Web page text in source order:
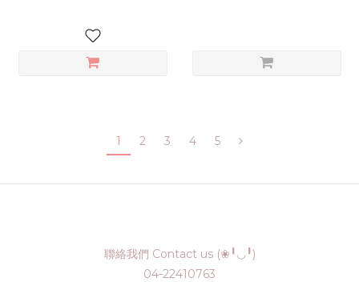
1 2 3 4 5
聯絡我們 Contact us (❀╹◡╹)
04-22410763